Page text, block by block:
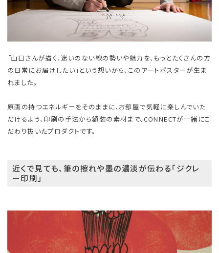
「山口さんが描く、迷いのない線の勢いや魅力を、もっとたくさんの方
の日常にお届けしたい」という想いから、このアートポスターが生ま
れました。
原画の持つエネルギーをそのままに、お部屋で気軽に楽しんでいた
だけるよう、印刷の手法から額装の素材まで、CONNECTが一緒にこ
だわり抜いたプロダクトです。
近くで見ても、筆の擦れや墨の濃淡が伝わる「ジクレ
ー印刷」